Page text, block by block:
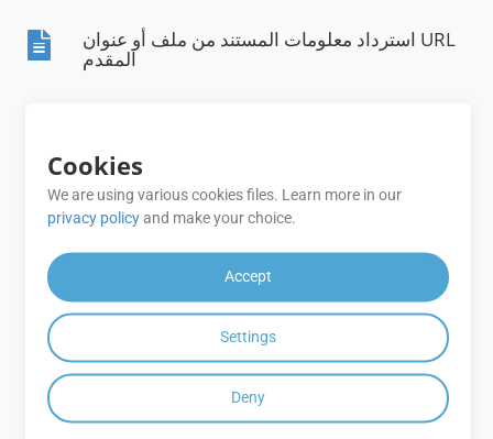
استرداد معلومات المستند من ملف أو عنوان URL
المقدم
تطبيق فرشاة الخلفية ومحاذاة النص على توقيعات
تحقق من التوقيعات النصية والرقمية لمستندات
تحقق من توقيعات الرمز الشريطي ورمز الاستجابة
السريعة لجميع تنسيقات المستندات المدعومة
Cookies
We are using various cookies files. Learn more in our
privacy policyand make your choice.
Accept
Settings
Deny